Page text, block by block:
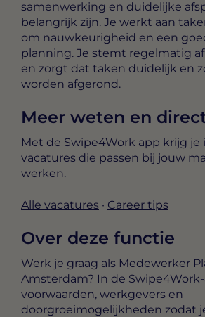
samenwerking en duidelijke
belangrijk zijn. Je werkt aan
om nauwkeurigheid en een
planning. Je stemt regelmatig af
en zorgt dat taken duidelijk en
worden afgerond.
Meer weten en
Met de Swipe4Work app krijg je
vacatures die passen bij jouw
werken.
Alle vacatures · Career tips
Over deze functie
Werk je graag als Medewerker
Amsterdam? In de
voorwaarden, werkgevers en
doorgroeimogelijkheden zodat